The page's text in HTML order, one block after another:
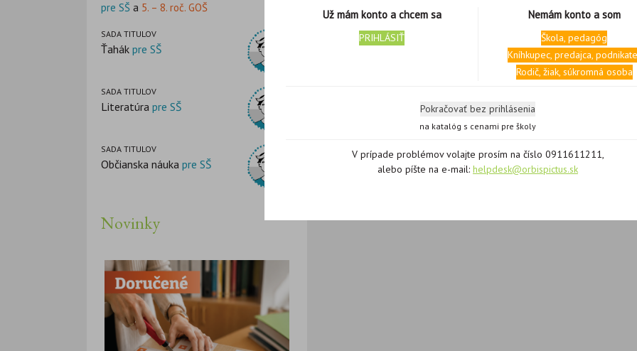
Už mám konto a chcem sa
PRIHLÁSIŤ
Nemám konto a som
Škola, pedagóg
Kníhkupec, predajca,
Rodič, žiak, súkromná osoba
Pokračovať bez prihlásenia
na katalóg s cenami pre školy
V prípade problémov volajte prosím na číslo 0911611211,
alebo píšte na e-mail: helpdesk@orbispictus.sk
pre SŠ a 5. – 8. roč. GOŠ
SADA TITULOV
Ťahák pre SŠ
SADA TITULOV
Literatúra pre SŠ
SADA TITULOV
Občianska náuka pre SŠ
Novinky